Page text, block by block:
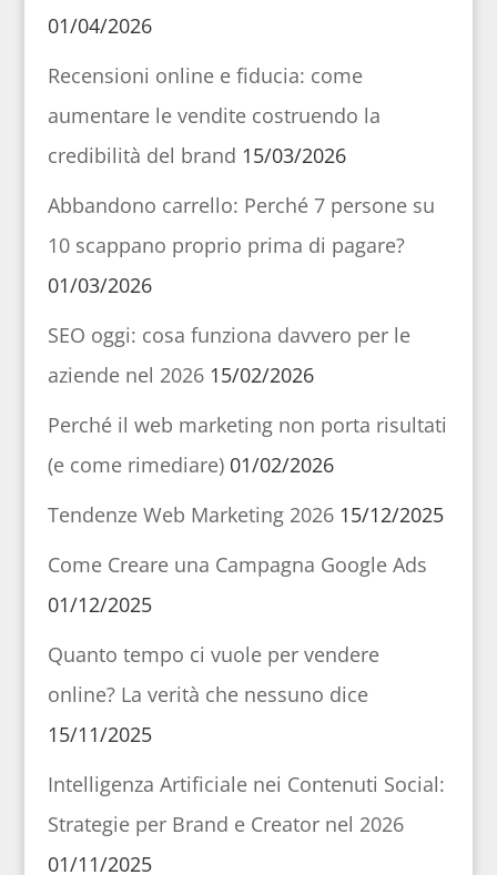
01/04/2026
Recensioni online e fiducia: come
aumentare le vendite costruendo la
credibilità del brand 15/03/2026
Abbandono carrello: Perché 7 persone su
10 scappano proprio prima di pagare?
01/03/2026
SEO oggi: cosa funziona davvero per le
aziende nel 2026 15/02/2026
Perché il web marketing non porta risultati
(e come rimediare) 01/02/2026
Tendenze Web Marketing 2026 15/12/2025
Come Creare una Campagna Google Ads
01/12/2025
Quanto tempo ci vuole per vendere
online? La verità che nessuno dice
15/11/2025
Intelligenza Artificiale nei Contenuti Social:
Strategie per Brand e Creator nel 2026
01/11/2025